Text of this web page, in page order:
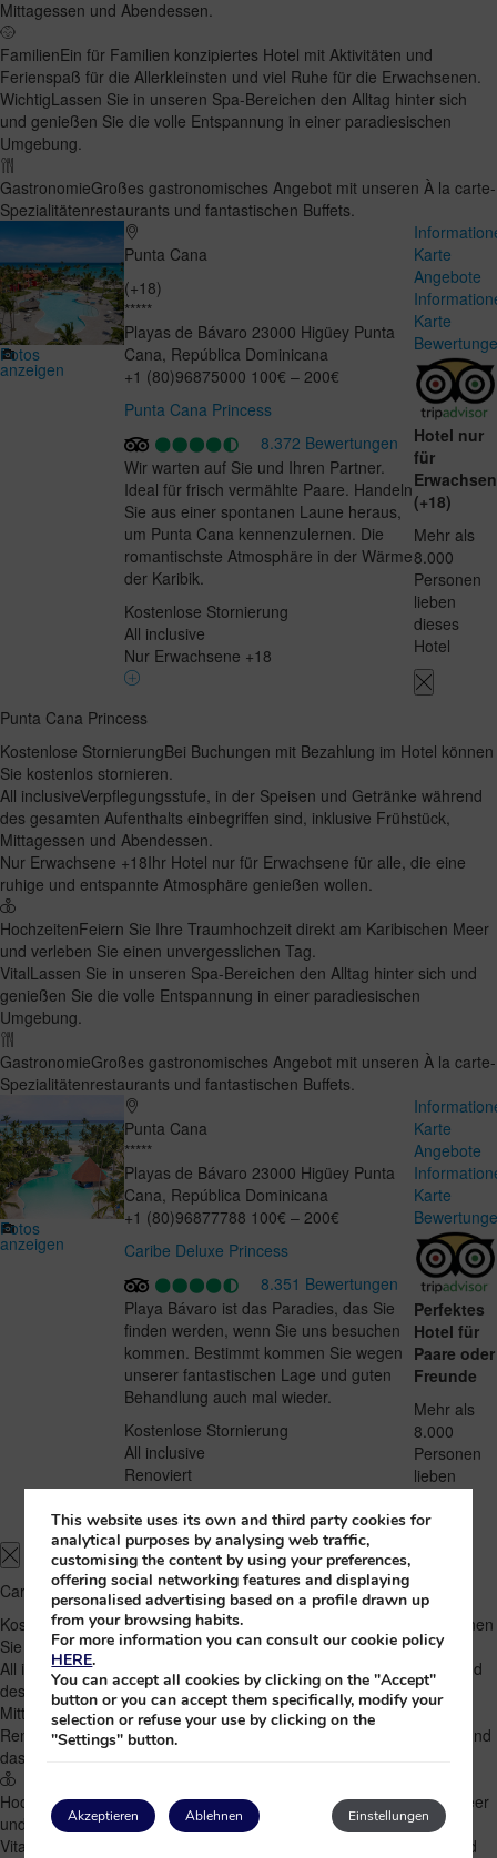
Mittagessen und Abendessen.
FamilienEin für Familien konzipiertes Hotel mit Aktivitäten und
Ferienspaß für die Allerkleinsten und viel Ruhe für die Erwachsenen.
WichtigLassen Sie in unseren Spa-Bereichen den Alltag hinter sich
und genießen Sie die volle Entspannung in einer paradiesischen
Umgebung.
GastronomieGroßes gastronomisches Angebot mit unseren À la carte-
Spezialitätenrestaurants und fantastischen Buffets.
Fotos
anzeigen
Punta Cana
(+18)
*****
Playas de Bávaro 23000 Higüey Punta
Cana República Dominicana
+1 (80)96875000 100€ – 200€
Punta Cana Princess
8.372 Bewertungen
Wir warten auf Sie und Ihren Partner.
Ideal für frisch vermählte Paare. Handeln
Sie aus einer spontanen Laune heraus,
um Punta Cana kennenzulernen. Die
romantischste Atmosphäre in der Wärme
der Karibik.
Kostenlose Stornierung
All inclusive
Nur Erwachsene +18
Karte
Angebote
Karte
Hotel nur
für
(+18)
Mehr als
8.000
Personen
lieben
dieses
Hotel
Punta Cana Princess
Kostenlose StornierungBei Buchungen mit Bezahlung im Hotel können
Sie kostenlos stornieren.
All inclusiveVerpflegungsstufe, in der Speisen und Getränke während
des gesamten Aufenthalts einbegriffen sind, inklusive Frühstück,
Mittagessen und Abendessen.
Nur Erwachsene +18Ihr Hotel nur für Erwachsene für alle, die eine
ruhige und entspannte Atmosphäre genießen wollen.
HochzeitenFeiern Sie Ihre Traumhochzeit direkt am Karibischen Meer
und verleben Sie einen unvergesslichen Tag.
VitalLassen Sie in unseren Spa-Bereichen den Alltag hinter sich und
genießen Sie die volle Entspannung in einer paradiesischen
Umgebung.
GastronomieGroßes gastronomisches Angebot mit unseren À la carte-
Spezialitätenrestaurants und fantastischen Buffets.
Fotos
anzeigen
Punta Cana
*****
Playas de Bávaro 23000 Higüey Punta
Cana República Dominicana
+1 (80)96877788 100€ – 200€
Caribe Deluxe Princess
8.351 Bewertungen
Playa Bávaro ist das Paradies, das Sie
finden werden, wenn Sie uns besuchen
kommen. Bestimmt kommen Sie wegen
unserer fantastischen Lage und guten
Behandlung auch mal wieder.
Kostenlose Stornierung
All inclusive
Renoviert
Karte
Angebote
Karte
Perfektes
Hotel für
Paare oder
Freunde
Mehr als
8.000
Personen
lieben
Hotel
Caribe Deluxe Princess
Kostenlose StornierungBei Buchungen mit Bezahlung im Hotel können
Sie kostenlos stornieren.
All inclusiveVerpflegungsstufe, in der Speisen und Getränke während
des gesamten Aufenthalts einbegriffen sind, inklusive Frühstück,
Mittagessen und Abendessen.
RenoviertEine Ausstattung, die nach der Renovierung wie neu ist, und
das direkt am Strand.
HochzeitenFeiern Sie Ihre Traumhochzeit direkt am Karibischen Meer
und verleben Sie einen unvergesslichen Tag.
Vital
Lassen Sie in unseren Spa-Bereichen den Alltag hinter sich und
This website uses its own and third party cookies for
analytical purposes by analysing web traffic,
customising the content by using your preferences,
offering social networking features and displaying
personalised advertising based on a profile drawn up
from your browsing habits.
For more information you can consult our cookie policy
HERE.
You can accept all cookies by clicking on the "Accept"
button or you can accept them specifically, modify your
selection or refuse your use by clicking on the
"Settings" button.
Akzeptieren Einstellungen
Ablehnen